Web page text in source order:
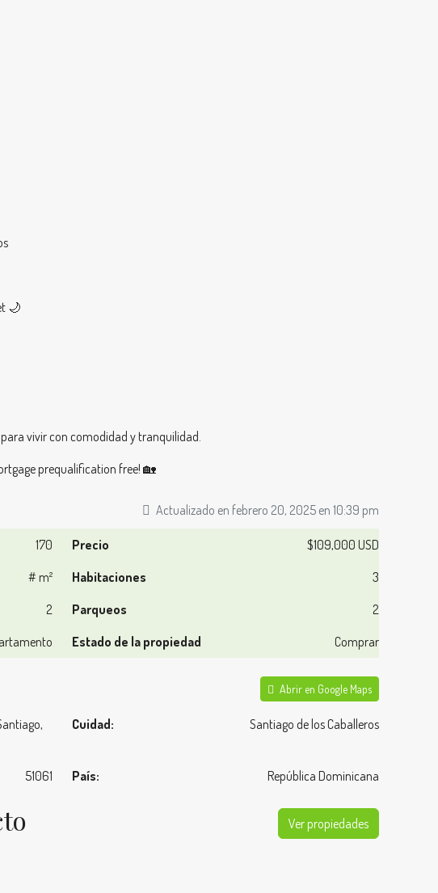
🌙
vivir con comodidad y tranquilidad.
prequalification free! 🏡
Actualizado en febrero 20, 2025 en 10:39 pm
170 Precio
$109,000 USD
# m² Habitaciones
3
2 Parqueos
2
Estado de la propiedad Comprar
Abrir en Google Maps
Cuidad: Santiago de los Caballeros
51061 País: República Dominicana
Ver propiedades